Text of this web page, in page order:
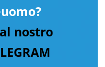
al nostro